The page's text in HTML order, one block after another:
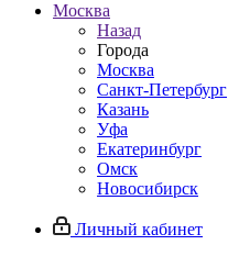
Москва
Назад
Города
Москва
Санкт-Петербург
Казань
Уфа
Екатеринбург
Омск
Новосибирск
Личный кабинет